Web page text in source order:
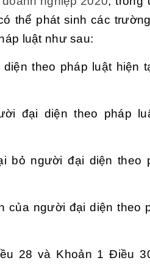
thể phát sinh các
luật như sau:
theo pháp luật hiện
đại diện theo pháp
bỏ người đại diện theo
của người đại diện theo
28 và Khoản 1 Điều